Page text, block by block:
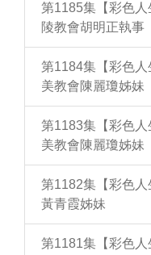
第1185集【彩色
陵教會胡明正執事
第1184集【彩色
美教會陳麗瓊姊妹
第1183集【彩色
美教會陳麗瓊姊妹
第1182集【彩色
黃青霞姊妹
第1181集【彩色